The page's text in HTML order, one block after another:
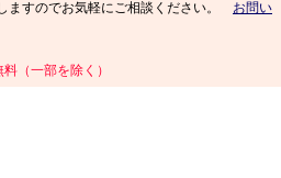
ますのでお気軽にご相談ください。 お問い
（一部を除く）